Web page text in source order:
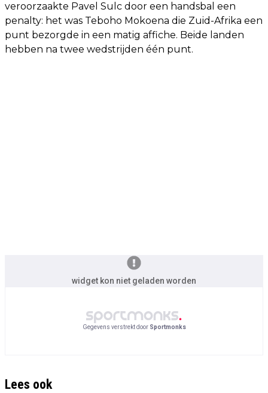
veroorzaakte Pavel Sulc door een handsbal een
penalty: het was Teboho Mokoena die Zuid-Afrika een
punt bezorgde in een matig affiche. Beide landen
hebben na twee wedstrijden één punt.
widget kon niet geladen worden
Gegevens verstrekt door Sportmonks
Lees ook